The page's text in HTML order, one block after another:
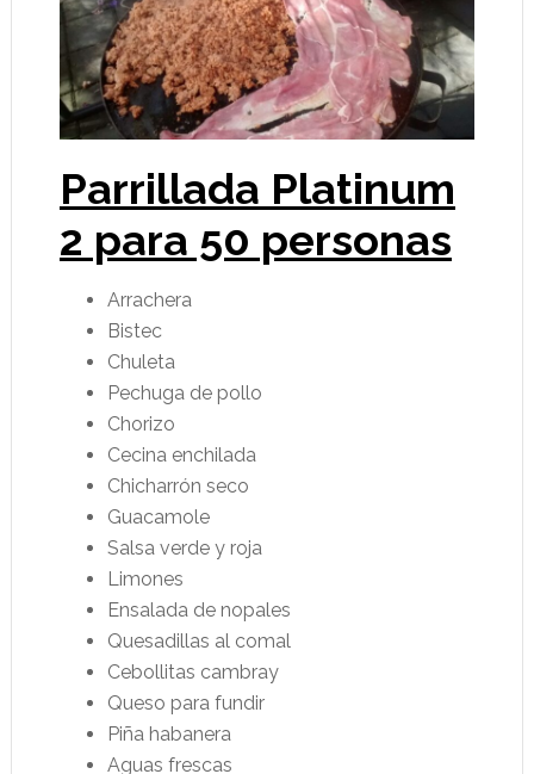
Parrillada Platinum
2 para 50 personas
Arrachera
Bistec
Chuleta
Pechuga de pollo
Chorizo
Cecina enchilada
Chicharrón seco
Guacamole
Salsa verde y roja
Limones
Ensalada de nopales
Quesadillas al comal
Cebollitas cambray
Queso para fundir
Piña habanera
Aguas frescas